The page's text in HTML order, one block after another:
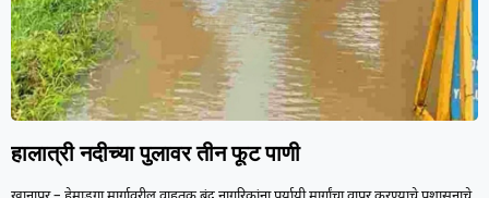
हालात्री नदीच्या पुलावर तीन फूट पाणी